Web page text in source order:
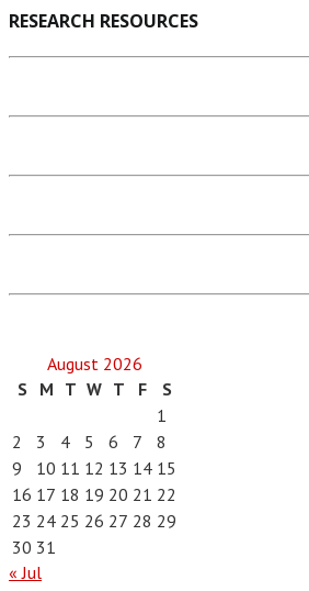
RESEARCH RESOURCES
August 2026
S
M T W T F
S
1
2
3 4 5 6 7
8
9
10 11 12 13 14 15
16 17 18 19 20 21 22
23 24 25 26 27 28 29
30 31
« Jul